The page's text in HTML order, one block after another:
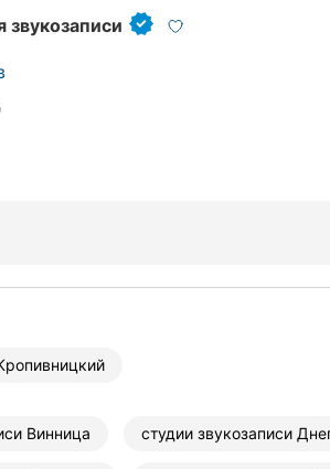
звукозаписи
Винница студии звукозаписи